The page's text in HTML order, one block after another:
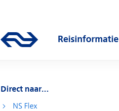
Ga naar de homepage van ns.nl
Reisinformatie
Direct naar...
NS Flex